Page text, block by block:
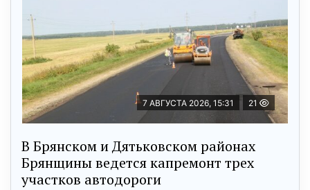
7 АВГУСТА 2026, 15:31 21
В Брянском и Дятьковском районах
Брянщины ведется капремонт трех
участков автодороги